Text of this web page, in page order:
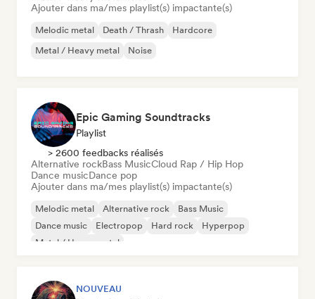
Ajouter dans ma/mes playlist(s) impactante(s)
Melodic metal Death / Thrash
Hardcore
Metal / Heavy metal
Noise
Epic Gaming Soundtracks
Playlist
> 2600 feedbacks réalisés
Alternative rockBass MusicCloud Rap / Hip Hop
Dance musicDance pop
Ajouter dans ma/mes playlist(s) impactante(s)
Melodic metal Alternative rock
Bass Music
Dance music
Electropop Hard rock
Hyperpop
Metal / Heavy metal
NOUVEAU